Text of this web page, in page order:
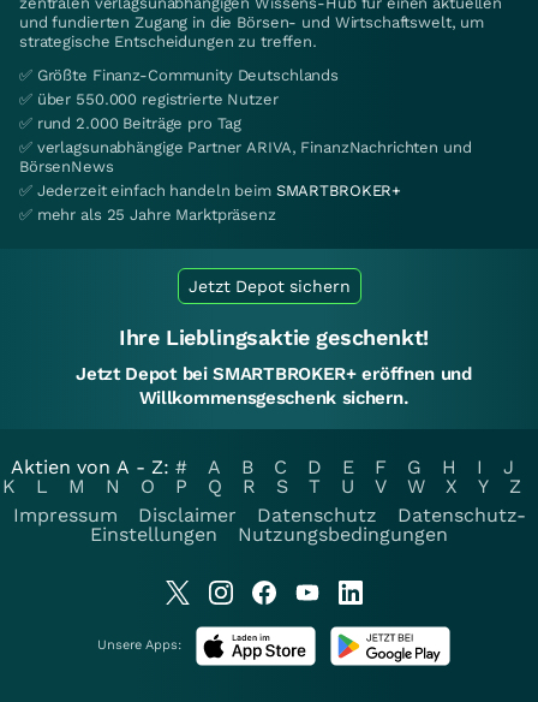
und fundierten Zugang in die Börsen- und Wirtschaftswelt, um
strategische Entscheidungen zu treffen.
✅ Größte Finanz-Community Deutschlands
✅ über 550.000 registrierte Nutzer
✅ rund 2.000 Beiträge pro Tag
✅ verlagsunabhängige Partner ARIVA, FinanzNachrichten und
BörsenNews
✅ Jederzeit einfach handeln beim SMARTBROKER+
✅ mehr als 25 Jahre Marktpräsenz
Jetzt Depot sichern
Ihre Lieblingsaktie geschenkt!
Jetzt Depot bei SMARTBROKER+ eröffnen und
Willkommensgeschenk sichern.
Aktien von A - Z: # A B C D E F G H I
J
K
L M N O P Q R S T U V W X Y
Z
Impressum
Disclaimer Datenschutz
Datenschutz-
Einstellungen
Nutzungsbedingungen
Unsere Apps: